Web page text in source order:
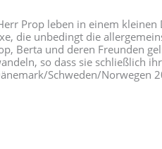
Prop leben in einem kleinen
die unbedingt die
Berta und deren Freunden
so dass sie schließlich
Schweden/Norwegen